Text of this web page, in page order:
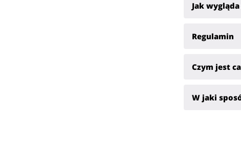
Jak
Regulamin
Czym jest
W jaki